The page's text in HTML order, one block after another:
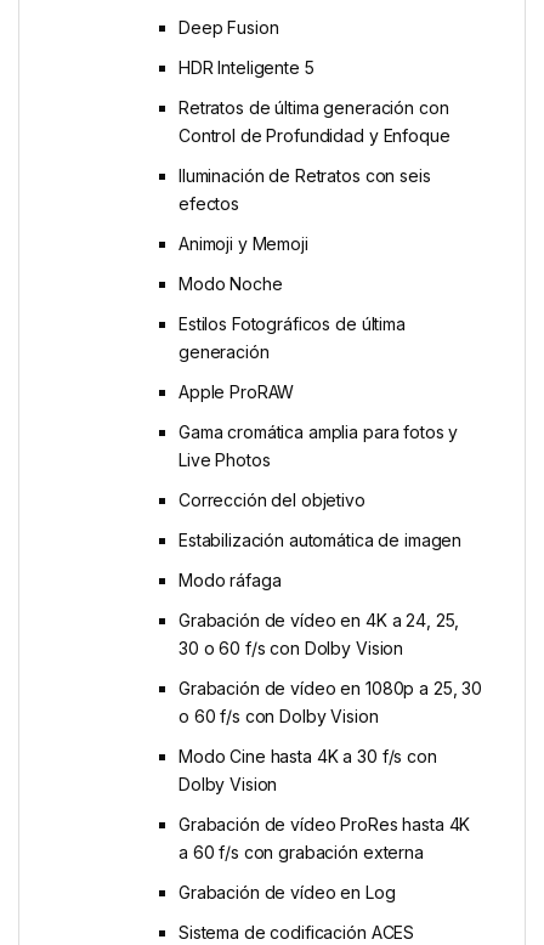
Deep Fusion
HDR Inteligente 5
Retratos de última generación con
Control de Profundidad y Enfoque
Iluminación de Retratos con seis
efectos
Animoji y Memoji
Modo Noche
Estilos Fotográficos de última
generación
Apple ProRAW
Gama cromática amplia para fotos y
Live Photos
Corrección del objetivo
Estabili­zación automática de imagen
Modo ráfaga
Grabación de vídeo en 4K a 24, 25,
30 o 60 f/s con Dolby Vision
Grabación de vídeo en 1080p a 25, 30
o 60 f/s con Dolby Vision
Modo Cine hasta 4K a 30 f/s con
Dolby Vision
Grabación de vídeo ProRes hasta 4K
a 60 f/s con grabación externa
Grabación de vídeo en Log
Sistema de codificación ACES